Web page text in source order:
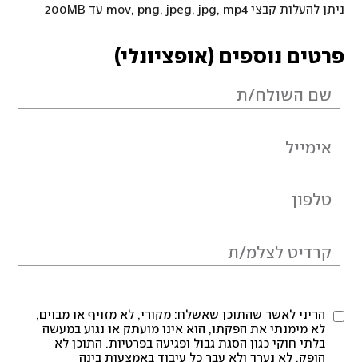
ניתן להעלות קבצי mov, png, jpeg, jpg, mp4 עד 200MB
פרטים נוספים (אופציונלי)
הריני לאשר שהתוכן שאשלח: מקורי, לא מזויף או מבוים,
לא מימנתי את הפקתו, הוא אינו מועתק או נגוע במעשה
בלתי חוקי כגון הסגת גבול ופגיעה בפרטיות. התוכן לא
הופק, לא נערך ולא עבר כל עיבוד באמצעות בינה